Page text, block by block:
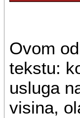
Ovom
tekstu:
usluga
visina,